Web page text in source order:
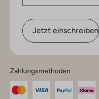
Jetzt einschreiben
Zahlungsmethoden